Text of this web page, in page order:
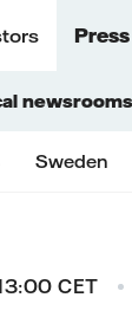
newsrooms
Sweden
CET